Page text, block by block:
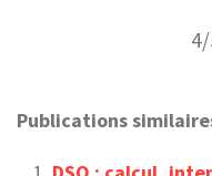
Publications